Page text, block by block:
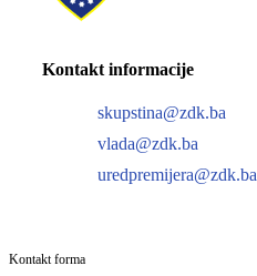
Kontakt informacije
skupstina@zdk.ba
vlada@zdk.ba
uredpremijera@zdk.ba
Kontakt forma